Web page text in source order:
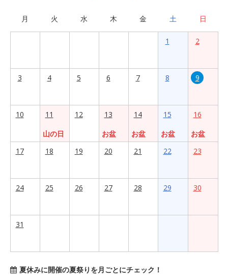
月 火 水 木 金 土 日
1 2
3 4 5 6 7 8 9
10
11
山の日
12
13
お盆
14
お盆
15
お盆
16
お盆
17
18 19 20 21 22 23
24 25 26 27 28 29 30
31
夏休みに開催の夏祭りを月ごとにチェック！